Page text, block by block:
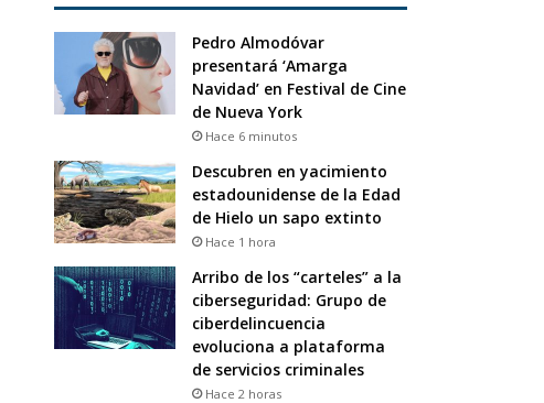
Pedro Almodóvar
presentará ‘Amarga
Navidad’ en Festival de Cine
de Nueva York
Hace 6 minutos
Descubren en yacimiento
estadounidense de la Edad
de Hielo un sapo extinto
Hace 1 hora
Arribo de los “carteles” a la
ciberseguridad: Grupo de
ciberdelincuencia
evoluciona a plataforma
de servicios criminales
Hace 2 horas